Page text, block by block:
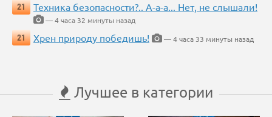
21
Техника безопасности?.. А-а-а... Нет, не слышали!
— 4 часа 32 минуты назад
21
Хрен природу победишь! — 4 часа 33 минуты назад
Лучшее в категории